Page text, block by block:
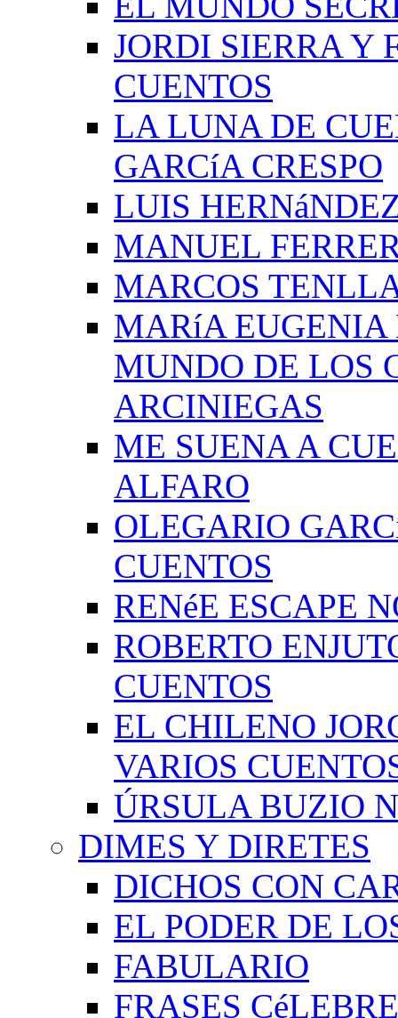
JORDI SIERRA Y
CUENTOS
LA LUNA DE
GARCíA CRESPO
LUIS
MANUEL
MARCOS
MARíA EUGENIA
MUNDO DE LOS
ARCINIEGAS
ME SUENA A
ALFARO
OLEGARIO
CUENTOS
RENéE ESCAPE
ROBERTO
CUENTOS
EL CHILENO
VARIOS
ÚRSULA BUZIO
DIMES Y DIRETES
DICHOS CON
EL PODER DE
FABULARIO
FRASES